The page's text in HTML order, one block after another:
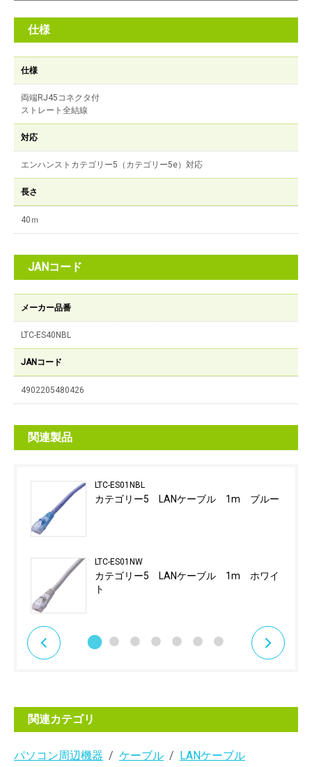
仕様
仕様
両端RJ45コネクタ付
ストレート全結線
対応
エンハンストカテゴリー5（カテゴリー5e）対応
長さ
40ｍ
JANコード
メーカー品番
LTC-ES40NBL
JANコード
4902205480426
関連製品
LTC-ES01NBL
カテゴリー5 LANケーブル 1m ブルー
LTC-ES01NW
カテゴリー5 LANケーブル 1m ホワイ
ト
関連カテゴリ
パソコン周辺機器 ケーブル LANケーブル